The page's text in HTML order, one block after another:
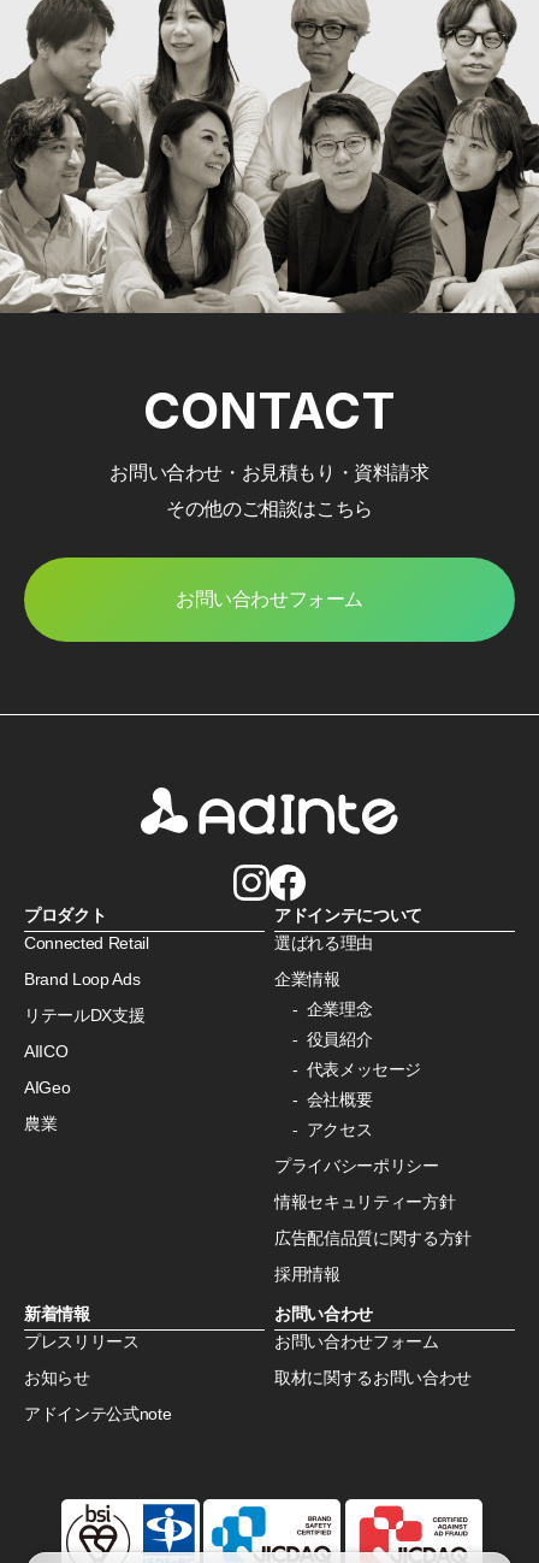
CONTACT
お問い合わせ・お見積もり・資料請求
その他のご相談はこちら
お問い合わせフォーム
プロダクト
Connected Retail
Brand Loop Ads
リテールDX支援
AIICO
AIGeo
農業
アドインテについて
選ばれる理由
企業情報
企業理念
役員紹介
代表メッセージ
会社概要
アクセス
プライバシーポリシー
情報セキュリティー方針
広告配信品質に関する方針
採用情報
新着情報
プレスリリース
お知らせ
アドインテ公式note
お問い合わせ
お問い合わせフォーム
取材に関するお問い合わせ